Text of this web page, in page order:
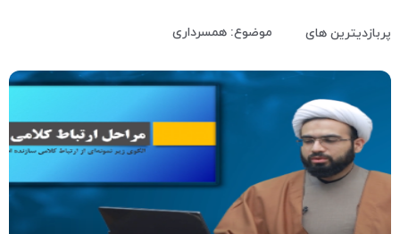
پربازدیترین های موضوع: همسرداری